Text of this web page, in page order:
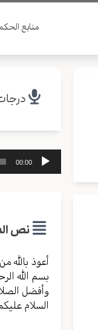
منابع
مشغل
00:00
نص
أعوذ بالله
بسم الله
وأفضل
السلام